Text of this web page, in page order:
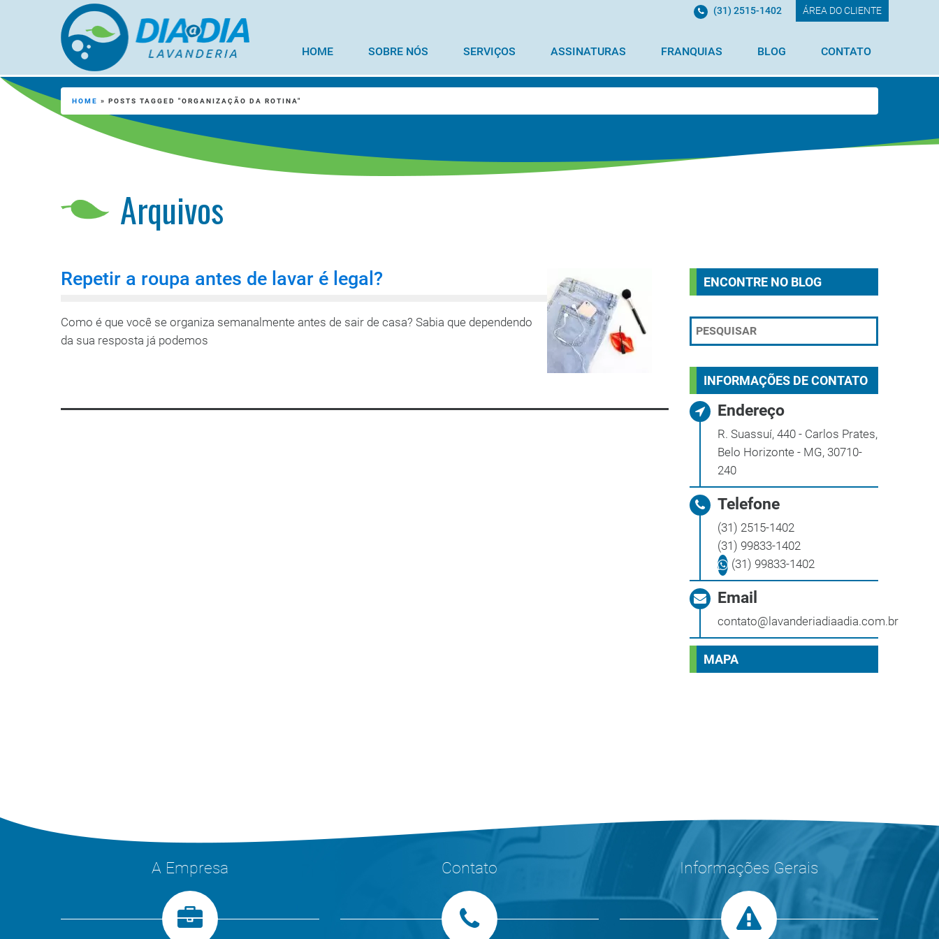
ÁREA DO CLIENTE
(31) 2515-1402
HOME SOBRE NÓS SERVIÇOS ASSINATURAS FRANQUIAS BLOG CONTATO
Arquivos
HOME » POSTS TAGGED "ORGANIZAÇÃO DA ROTINA"
Repetir a roupa antes de lavar é legal?
Como é que você se organiza semanalmente antes de sair de casa? Sabia que dependendo
da sua resposta já podemos
ENCONTRE NO BLOG
INFORMAÇÕES DE CONTATO
Endereço
R. Suassuí, 440 - Carlos Prates,
Belo Horizonte - MG, 30710-
240
Telefone
(31) 2515-1402
(31) 99833-1402
(31) 99833-1402
Email
contato@lavanderiadiaadia.com.br
MAPA
A Empresa Contato Informações Gerais